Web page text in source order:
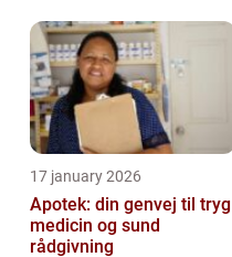
17 january 2026
Apotek: din genvej til tryg
medicin og sund
rådgivning